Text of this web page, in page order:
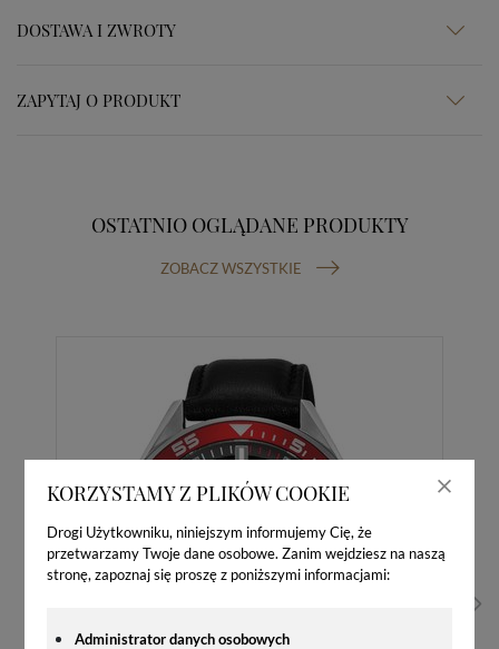
KORZYSTAMY Z PLIKÓW COOKIE
Drogi Użytkowniku, niniejszym informujemy Cię, że
przetwarzamy Twoje dane osobowe. Zanim wejdziesz na naszą
stronę, zapoznaj się proszę z poniższymi informacjami:
Administrator danych osobowych
DOSTAWA I ZWROTY
ZAPYTAJ O PRODUKT
OSTATNIO OGLĄDANE PRODUKTY
ZOBACZ WSZYSTKIE